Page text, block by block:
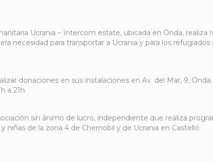
Ucrania – Intercom estate, ubicada en Onda, realiza
necesidad para transportar a Ucrania y para los refugiados
donaciones en sus instalaciones en Av. del Mar, 9,
a 21h.
sin ánimo de lucro, independiente que realiza
niñas de la zona 4 de Chernobil y de Ucrania en Castelló.